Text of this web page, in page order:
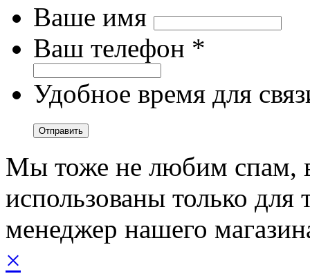
Ваше имя
Ваш телефон *
Удобное время для
Мы тоже не любим спам,
использованы только для
менеджер нашего
×